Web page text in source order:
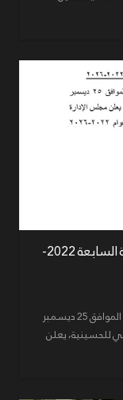
تشكيل لجنة لانتخابات مجلس الإدارة للدورة السابعة 2022-
إشارة إلى اجتماع مجلس الإدارة المنعقد في ليلة الأحد الموافق 25 ديسمبر
النظام الأساسي للحسينية، يعلن